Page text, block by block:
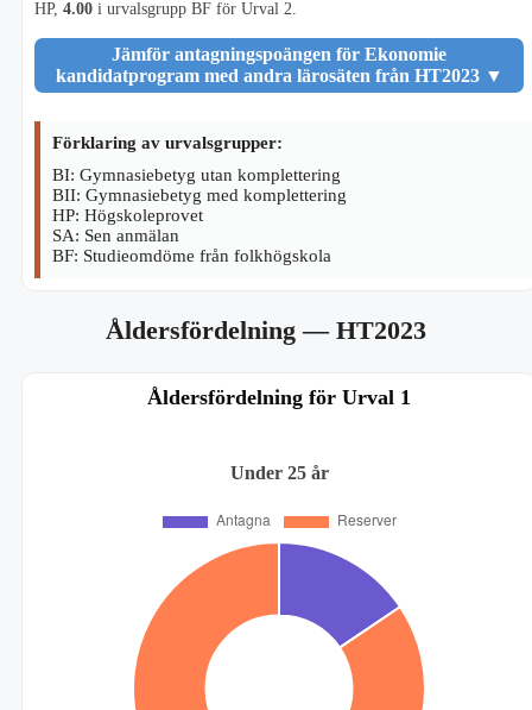
HP, 4.00 i urvalsgrupp BF för Urval 2.
Jämför antagningspoängen för Ekonomie
kandidatprogram med andra lärosäten från HT2023▼
Förklaring av urvalsgrupper:
BI: Gymnasiebetyg utan komplettering
BII: Gymnasiebetyg med komplettering
HP: Högskoleprovet
SA: Sen anmälan
BF: Studieomdöme från folkhögskola
Åldersfördelning— HT2023
Åldersfördelning för Urval 1
Under 25 år